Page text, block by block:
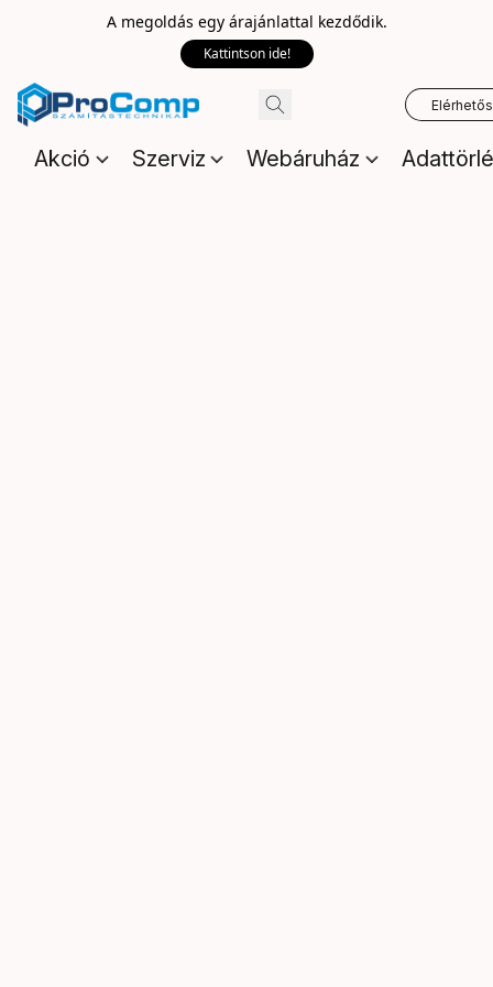
A megoldás egy árajánlattal kezdődik.
Kattintson ide!
Akció Szerviz Webáruház